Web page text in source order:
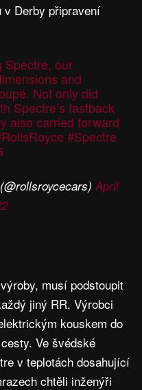
v Derby připravení
Spectre, our
and
Not only did
Spectre’s fastback
also carried forward
#Spectre
April
musí podstoupit
jiný RR. Výrobci
kouskem do
Ve švédské
v teplotách dosahující
chtěli inženýři